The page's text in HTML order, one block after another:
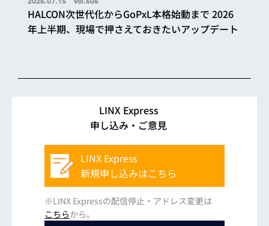
HALCON次世代化からGoPxL本格始動まで 2026
年上半期、現場で押さえておきたいアップデート
LINX Express
申し込み・ご意見
LINX Express
新規申し込みはこちら
※LINX Expressの配信停止・アドレス変更は
こちらから。